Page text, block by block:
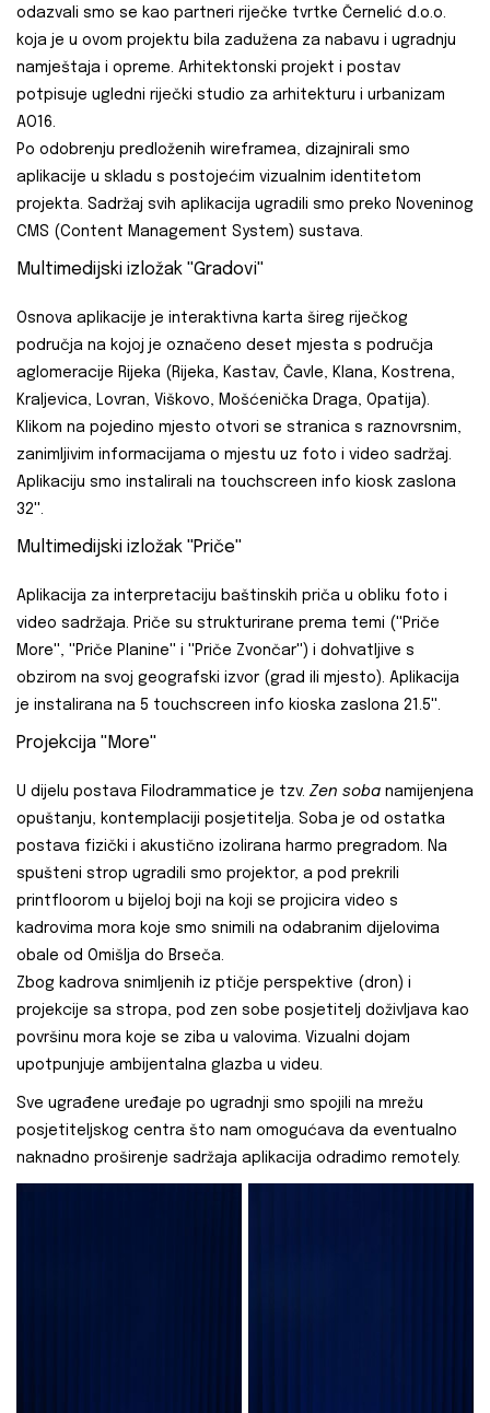
odazvali smo se kao partneri riječke tvrtke Černelić d.o.o.
koja je u ovom projektu bila zadužena za nabavu i ugradnju
namještaja i opreme. Arhitektonski projekt i postav
potpisuje ugledni riječki studio za arhitekturu i urbanizam
AO16.
Po odobrenju predloženih wireframea, dizajnirali smo
aplikacije u skladu s postojećim vizualnim identitetom
projekta. Sadržaj svih aplikacija ugradili smo preko Noveninog
CMS (Content Management System) sustava.
Multimedijski izložak ''Gradovi''
Osnova aplikacije je interaktivna karta šireg riječkog
područja na kojoj je označeno deset mjesta s područja
aglomeracije Rijeka (Rijeka, Kastav, Čavle, Klana, Kostrena,
Kraljevica, Lovran, Viškovo, Mošćenička Draga, Opatija).
Klikom na pojedino mjesto otvori se stranica s raznovrsnim,
zanimljivim informacijama o mjestu uz foto i video sadržaj.
Aplikaciju smo instalirali na touchscreen info kiosk zaslona
32''.
Multimedijski izložak ''Priče''
Aplikacija za interpretaciju baštinskih priča u obliku foto i
video sadržaja. Priče su strukturirane prema temi (''Priče
More'', ''Priče Planine'' i ''Priče Zvončar'') i dohvatljive s
obzirom na svoj geografski izvor (grad ili mjesto). Aplikacija
je instalirana na 5 touchscreen info kioska zaslona 21.5''.
Projekcija ''More''
U dijelu postava Filodrammatice je tzv. Zen soba namijenjena
opuštanju, kontemplaciji posjetitelja. Soba je od ostatka
postava fizički i akustično izolirana harmo pregradom. Na
spušteni strop ugradili smo projektor, a pod prekrili
printfloorom u bijeloj boji na koji se projicira video s
kadrovima mora koje smo snimili na odabranim dijelovima
obale od Omišlja do Brseča.
Zbog kadrova snimljenih iz ptičje perspektive (dron) i
projekcije sa stropa, pod zen sobe posjetitelj doživljava kao
površinu mora koje se ziba u valovima. Vizualni dojam
upotpunjuje ambijentalna glazba u videu.
Sve ugrađene uređaje po ugradnji smo spojili na mrežu
posjetiteljskog centra što nam omogućava da eventualno
naknadno proširenje sadržaja aplikacija odradimo remotely.